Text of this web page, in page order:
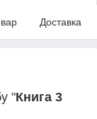
Доставка
"Книга 3